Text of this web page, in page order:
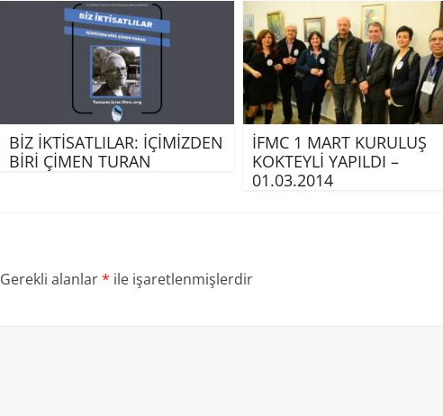
BİZ İKTİSATLILAR: İÇİMİZDEN
BİRİ ÇİMEN TURAN
İFMC 1 MART KURULUŞ
KOKTEYLİ YAPILDI –
01.03.2014
Gerekli alanlar* ile işaretlenmişlerdir